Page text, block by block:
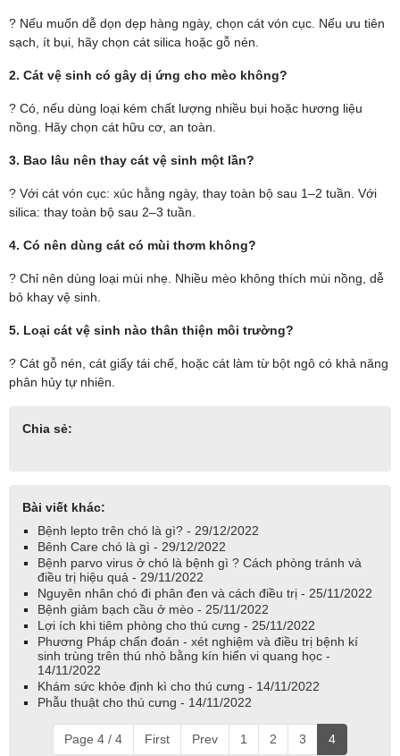
? Nếu muốn dễ dọn dẹp hàng ngày, chọn cát vón cục. Nếu ưu tiên
sạch, ít bụi, hãy chọn cát silica hoặc gỗ nén.
2. Cát vệ sinh có gây dị ứng cho mèo không?
? Có, nếu dùng loại kém chất lượng nhiều bụi hoặc hương liệu
nồng. Hãy chọn cát hữu cơ, an toàn.
3. Bao lâu nên thay cát vệ sinh một lần?
? Với cát vón cục: xúc hằng ngày, thay toàn bộ sau 1–2 tuần. Với
silica: thay toàn bộ sau 2–3 tuần.
4. Có nên dùng cát có mùi thơm không?
? Chỉ nên dùng loại mùi nhẹ. Nhiều mèo không thích mùi nồng, dễ
bỏ khay vệ sinh.
5. Loại cát vệ sinh nào thân thiện môi trường?
? Cát gỗ nén, cát giấy tái chế, hoặc cát làm từ bột ngô có khả năng
phân hủy tự nhiên.
Chia sẻ:
Bài viết khác:
Bệnh lepto trên chó là gì? - 29/12/2022
Bênh Care chó là gì - 29/12/2022
Bệnh parvo virus ở chó là bệnh gì ? Cách phòng tránh và
điều trị hiệu quả - 29/11/2022
Nguyên nhân chó đi phân đen và cách điều trị - 25/11/2022
Bệnh giảm bạch cầu ở mèo - 25/11/2022
Lợi ích khi tiêm phòng cho thú cưng - 25/11/2022
Phương Pháp chẩn đoán - xét nghiệm và điều trị bệnh kí
sinh trùng trên thú nhỏ bằng kín hiển vi quang học -
14/11/2022
Khám sức khỏe định kì cho thú cưng - 14/11/2022
Phẫu thuật cho thú cưng - 14/11/2022
Page 4 / 4 First Prev 1 2 3 4